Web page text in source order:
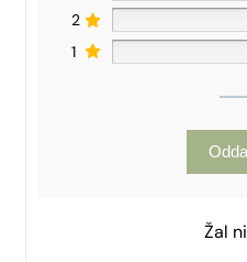
2
1
Žal